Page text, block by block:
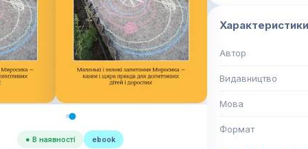
● В наявності ebook
Характеристики
Автор
Видавництво
Мова
Формат